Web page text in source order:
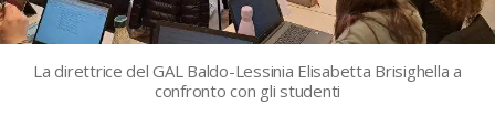
La direttrice del GAL Baldo-Lessinia Elisabetta Brisighella a
confronto con gli studenti